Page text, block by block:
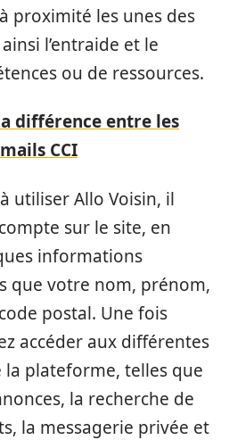
proximité les unes des
l’entraide et le
ou de ressources.
différence entre les
CCI
utiliser Allo Voisin, il
sur le site, en
informations
que votre nom, prénom,
postal. Une fois
accéder aux différentes
plateforme, telles que
la recherche de
la messagerie privée et